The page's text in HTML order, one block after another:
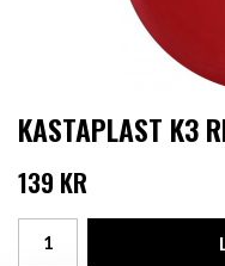
KASTAPLAST K3
139 KR